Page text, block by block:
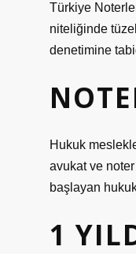
Türkiye
niteliğinde
denetimine
Hukuk
avukat ve
başlayan
1